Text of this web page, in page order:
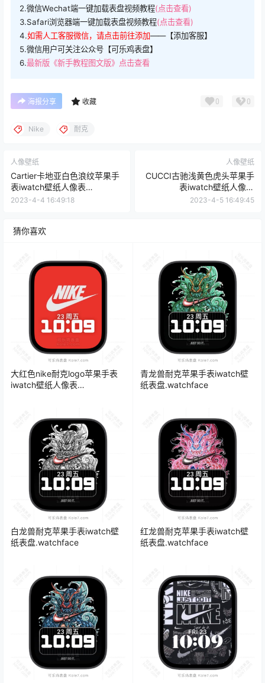
2.微信Wechat端一键加载表盘视频教程(点击查看)
3.Safari浏览器端一键加载表盘视频教程(点击查看)
4.如需人工客服微信，请点击前往添加——【添加客服】
5.微信用户可关注公众号【可乐鸡表盘】
6.最新版《新手教程图文版》点击查看
海报分享 收藏 0 0
Nike 耐克
人像壁纸
Cartier卡地亚白色浪纹苹果手
表iwatch壁纸人像表
盘.watchface
2023-4-4 16:49:18
人像壁纸
CUCCI古驰浅黄色虎头苹果手
表iwatch壁纸人像表
盘.watchface
2023-4-5 16:49:45
猜你喜欢
大红色nike耐克logo苹果手表
iwatch壁纸人像表
青龙兽耐克苹果手表iwatch壁
纸表盘.watchface
白龙兽耐克苹果手表iwatch壁
纸表盘.watchface
红龙兽耐克苹果手表iwatch壁
纸表盘.watchface